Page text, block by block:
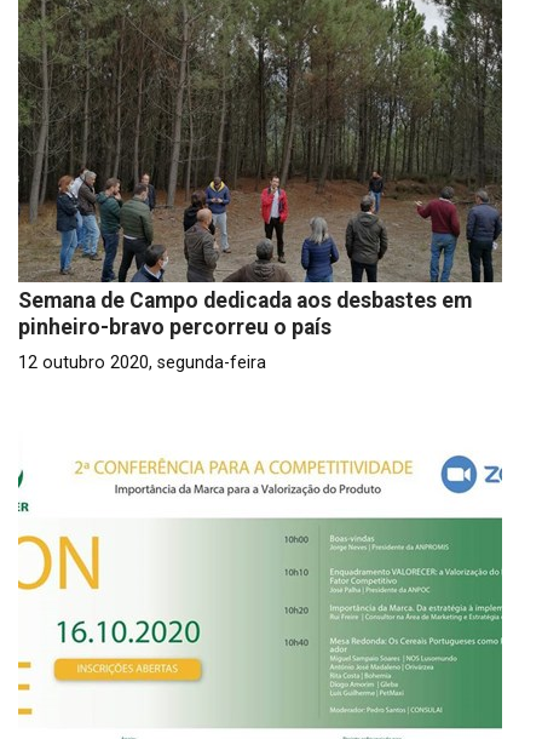
Semana de Campo dedicada aos desbastes em
pinheiro-bravo percorreu o país
12 outubro 2020, segunda-feira